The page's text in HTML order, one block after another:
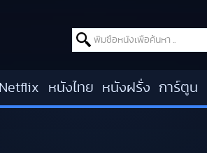
Search for:
Netflix หนังไทย หนังฝรั่ง การ์ตูน